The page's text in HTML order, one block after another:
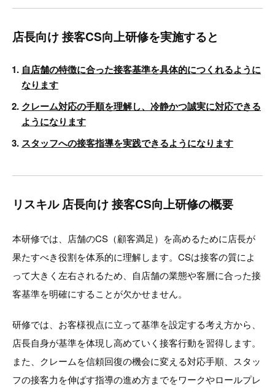
店長向け 接客CS向上研修を実施すると
自店舗の特徴に合った接客基準を具体的につくれるように
なります
クレーム対応の手順を理解し、冷静かつ誠実に対応できる
ようになります
スタッフへの接客指導を実践できるようになります
リスキル 店長向け 接客CS向上研修の概要
本研修では、店舗のCS（顧客満足）を高めるために店長が
果たすべき役割を体系的に理解します。CSは接客の質によ
って大きく左右されるため、自店舗の業態や客層に合った接
客基準を明確にすることが欠かせません。
研修では、お客様視点に立って基準を設定する考え方から、
店長自身が基準を体現し高めていく接客行動を習得します。
また、クレームを信頼回復の機会に変える対応手順、スタッ
フの接客力を伸ばす指導の進め方までをワークやロールプレ